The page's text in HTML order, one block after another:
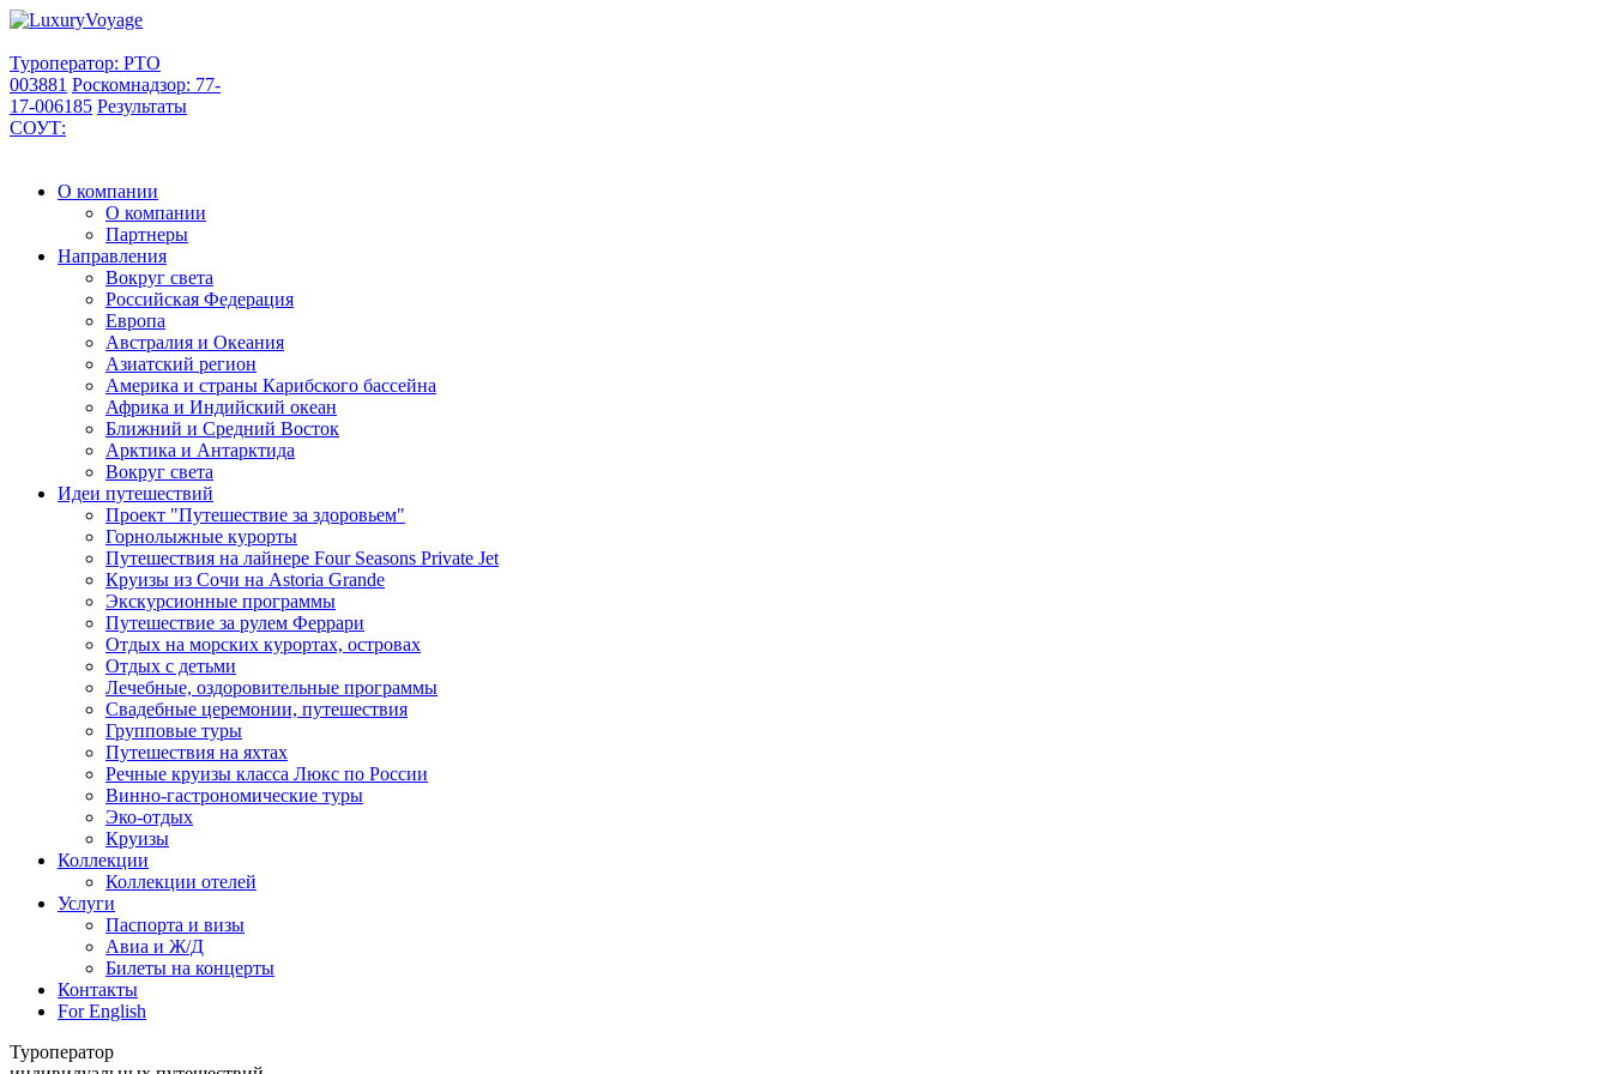
Туроператор: РТО
003881 Роскомнадзор: 77-
17-006185 Результаты
СОУТ:
О компании
О компании
Партнеры
Направления
Вокруг света
Российская Федерация
Европа
Австралия и Океания
Азиатский регион
Америка и страны Карибского бассейна
Африка и Индийский океан
Ближний и Средний Восток
Арктика и Антарктида
Вокруг света
Идеи путешествий
Проект "Путешествие за здоровьем"
Горнолыжные курорты
Путешествия на лайнере Four Seasons Private Jet
Круизы из Сочи на Astoria Grande
Экскурсионные программы
Путешествие за рулем Феррари
Отдых на морских курортах, островах
Отдых с детьми
Лечебные, оздоровительные программы
Свадебные церемонии, путешествия
Групповые туры
Путешествия на яхтах
Речные круизы класса Люкс по России
Винно-гастрономические туры
Эко-отдых
Круизы
Коллекции
Коллекции отелей
Услуги
Паспорта и визы
Авиа и Ж/Д
Билеты на концерты
Контакты
For English
Туроператор